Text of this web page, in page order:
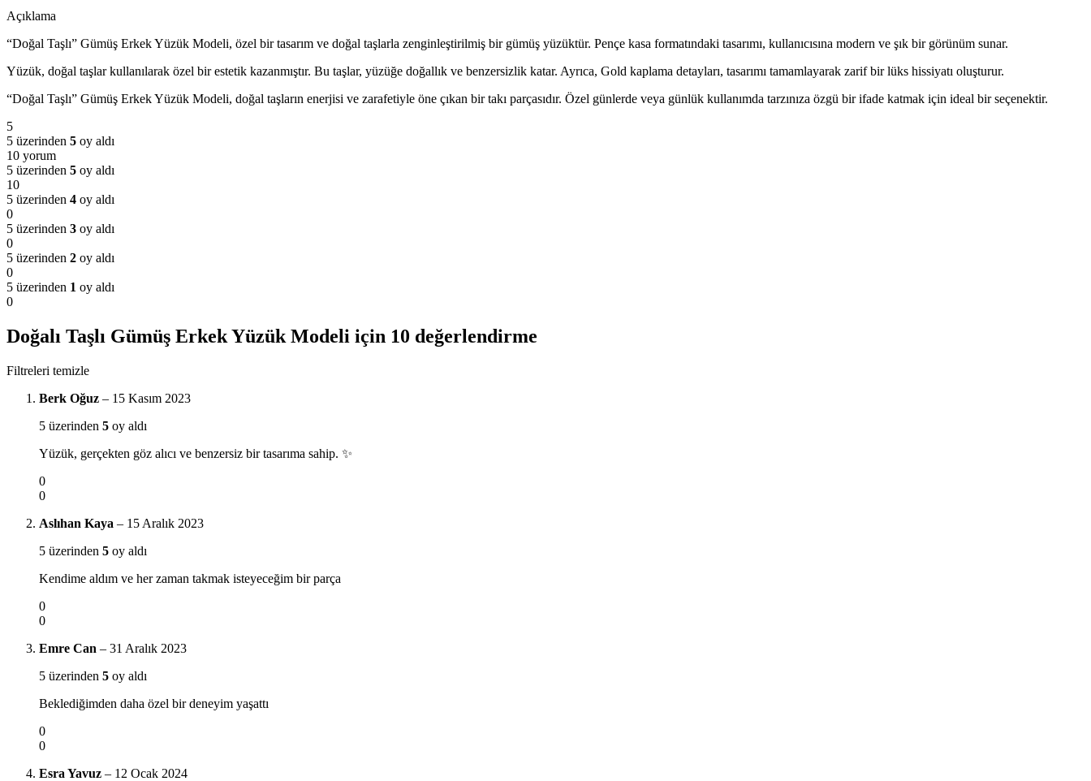
Açıklama
“Doğal Taşlı” Gümüş Erkek Yüzük Modeli, özel bir tasarım ve doğal taşlarla zenginleştirilmiş bir gümüş yüzüktür. Pençe kasa formatındaki tasarımı, kullanıcısına modern ve şık bir görünüm sunar.
Yüzük, doğal taşlar kullanılarak özel bir estetik kazanmıştır. Bu taşlar, yüzüğe doğallık ve benzersizlik katar. Ayrıca, Gold kaplama detayları, tasarımı tamamlayarak zarif bir lüks hissiyatı oluşturur.
“Doğal Taşlı” Gümüş Erkek Yüzük Modeli, doğal taşların enerjisi ve zarafetiyle öne çıkan bir takı parçasıdır. Özel günlerde veya günlük kullanımda tarzınıza özgü bir ifade katmak için ideal bir seçenektir.
5
5 üzerinden 5 oy aldı
10 yorum
5 üzerinden 5 oy aldı
10
5 üzerinden 4 oy aldı
0
5 üzerinden 3 oy aldı
0
5 üzerinden 2 oy aldı
0
5 üzerinden 1 oy aldı
0
Doğalı Taşlı Gümüş Erkek Yüzük Modeli için 10 değerlendirme
Filtreleri temizle
Berk Oğuz – 15 Kasım 2023
5 üzerinden 5 oy aldı
Yüzük, gerçekten göz alıcı ve benzersiz bir tasarıma sahip. ✨
0
0
Aslıhan Kaya – 15 Aralık 2023
5 üzerinden 5 oy aldı
Kendime aldım ve her zaman takmak isteyeceğim bir parça
0
0
Emre Can – 31 Aralık 2023
5 üzerinden 5 oy aldı
Beklediğimden daha özel bir deneyim yaşattı
0
0
Esra Yavuz – 12 Ocak 2024